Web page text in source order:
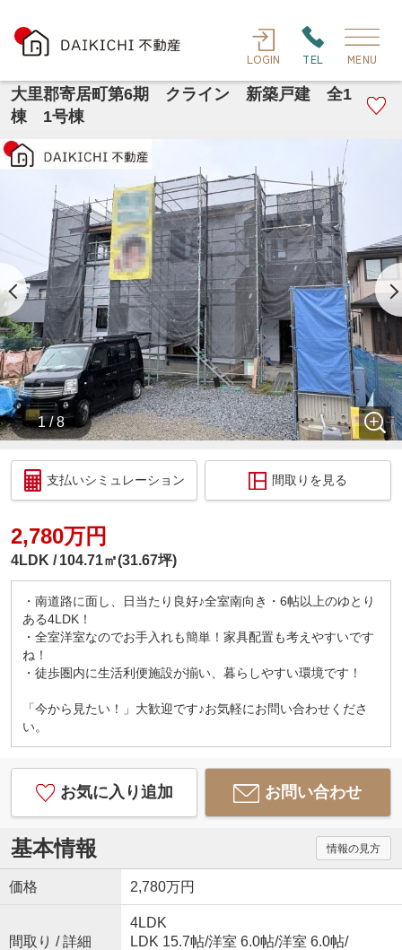
LOGIN TEL MENU
大里郡寄居町第6期 クライン 新築戸建 全1
棟 1号棟
1 / 8
支払いシミュレーション 間取りを見る
2,780万円
4LDK 104.71㎡(31.67坪)
・南道路に面し、日当たり良好♪全室南向き・6帖以上のゆとり
ある4LDK！
・全室洋室なのでお手入れも簡単！家具配置も考えやすいです
ね！
・徒歩圏内に生活利便施設が揃い、暮らしやすい環境です！
「今から見たい！」大歓迎です♪お気軽にお問い合わせくださ
い。
お気に入り追加 お問い合わせ
基本情報 情報の見方
価格 2,780万円
間取り / 詳細
4LDK
LDK 15.7帖/洋室 6.0帖/洋室 6.0帖/